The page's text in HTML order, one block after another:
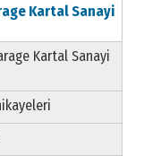
Kartal Sanayi
Kartal Sanayi